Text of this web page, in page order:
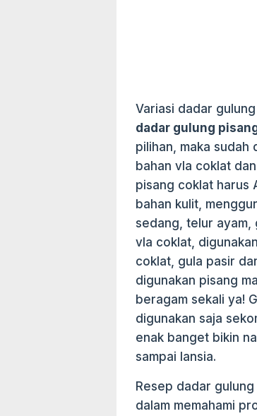
Variasi dadar
dadar gulung
pilihan, maka sudah
bahan vla coklat
pisang coklat harus
bahan kulit,
sedang, telur ayam,
vla coklat,
coklat, gula pasir
digunakan pisang
beragam sekali ya!
digunakan saja
enak banget bikin
sampai lansia.
Resep dadar
dalam memahami